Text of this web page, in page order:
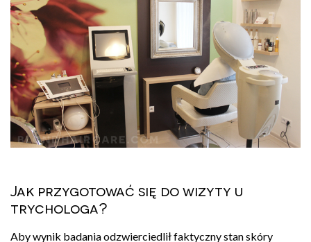
Jak przygotować się do wizyty u
trychologa?
Aby wynik badania odzwierciedlił faktyczny stan skóry